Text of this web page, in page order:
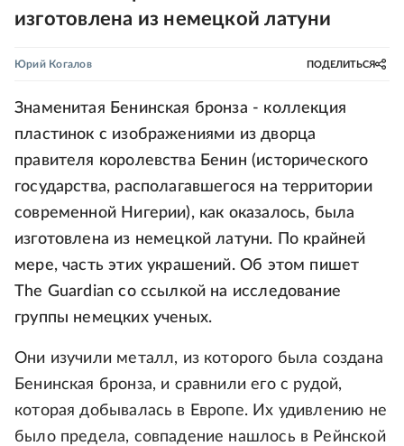
изготовлена из немецкой латуни
Юрий Когалов ПОДЕЛИТЬСЯ
Знаменитая Бенинская бронза - коллекция
пластинок с изображениями из дворца
правителя королевства Бенин (исторического
государства, располагавшегося на территории
современной Нигерии), как оказалось, была
изготовлена из немецкой латуни. По крайней
мере, часть этих украшений. Об этом пишет
The Guardian со ссылкой на исследование
группы немецких ученых.
Они изучили металл, из которого была создана
Бенинская бронза, и сравнили его с рудой,
которая добывалась в Европе. Их удивлению не
было предела, совпадение нашлось в Рейнской